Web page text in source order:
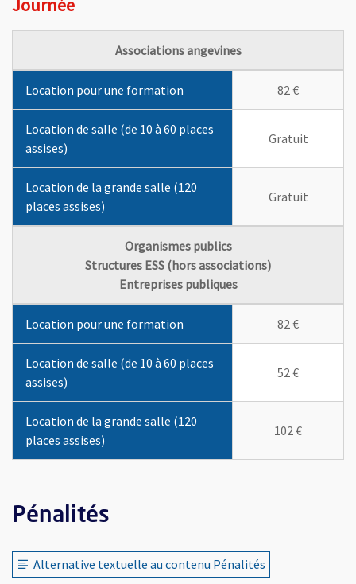
Journée
Les en-têtes de colonnes de la première ligne indiquent la
Associations angevines
Location pour une formation 82 €
Location de salle (de 10 à 60 places
assises)
Gratuit
Location de la grande salle (120
places assises)
Gratuit
Les en-têtes de colonnes de la première ligne indiquent la
Organismes publics
Structures ESS (hors associations)
Entreprises publiques
Location pour une formation 82 €
Location de salle (de 10 à 60 places
assises)
52 €
Location de la grande salle (120
places assises)
102 €
Pénalités
Motifs de pénalité
Alternative textuelle au contenu Pénalités
, Ouvre une nouvelle fenêtre